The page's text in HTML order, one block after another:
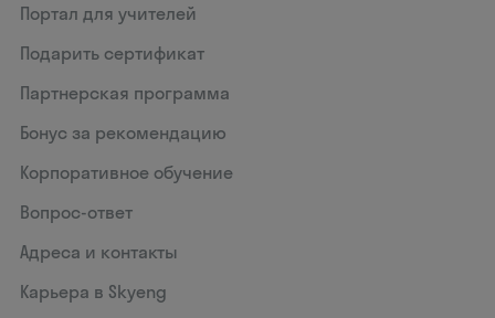
Портал для учителей
Подарить сертификат
Партнерская программа
Бонус за рекомендацию
Корпоративное обучение
Вопрос-ответ
Адреса и контакты
Карьера в Skyeng